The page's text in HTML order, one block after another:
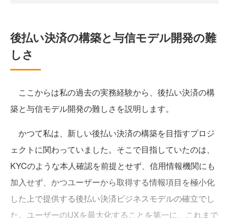
後払い決済の構築と与信モデル開発の難
しさ
ここからは私の過去の実務経験から、後払い決済の構
築と与信モデル開発の難しさを説明します。
かつて私は、新しい後払い決済の構築を目指すプロジ
ェクトに関わっていました。そこで目指していたのは、
KYCのような本人確認を前提とせず、信用情報機関にも
加入せず、かつユーザーから取得する情報項目を極小化
した上で提供する後払い決済ビジネスモデルの確立でし
た。ユーザーのUXを最大化することを第一に、これまで